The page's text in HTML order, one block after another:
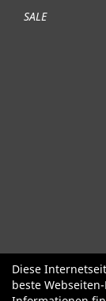
SALE
Fahrräder
Diese
beste